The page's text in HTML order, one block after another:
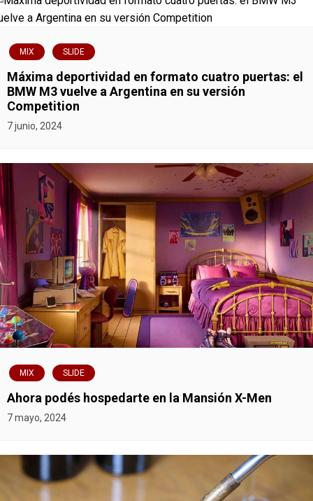
v
e
g
a
c
i
ó
n
d
e
e
n
t
r
d
MIX SLIDE
Máxima deportividad en formato cuatro puertas: el
BMW M3 vuelve a Argentina en su versión
Competition
7 junio, 2024
MIX SLIDE
Ahora podés hospedarte en la Mansión X-Men
7 mayo, 2024